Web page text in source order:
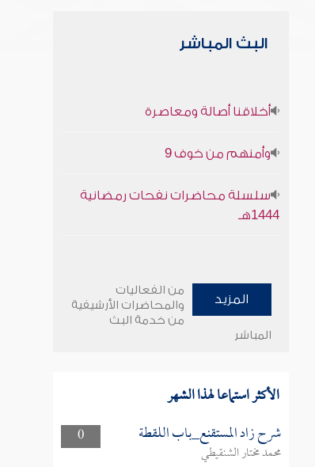
البث المباشر
أخلاقنا أصالة ومعاصرة
وأمنهم من خوف 9
سلسلة محاضرات نفحات رمضانية
1444هـ
المزيد
من الفعاليات
والمحاضرات الأرشيفية
من خدمة البث
المباشر
الأكثر استماعا لهذا الشهر
0 شرح زاد المستقنع_باب اللقطة
محمد مختار الشنقيطي